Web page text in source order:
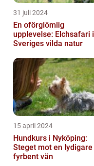
31 juli 2024
En oförglömlig
upplevelse: Elchsafari i
Sveriges vilda natur
15 april 2024
Hundkurs i Nyköping:
Steget mot en lydigare
fyrbent vän